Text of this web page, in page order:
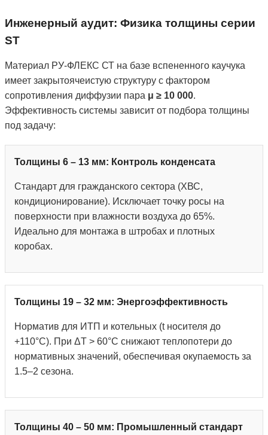
Инженерный аудит: Физика толщины серии
ST
Материал РУ-ФЛЕКС СТ на базе вспененного каучука
имеет закрытоячеистую структуру с фактором
сопротивления диффузии пара μ ≥ 10 000.
Эффективность системы зависит от подбора толщины
под задачу:
Толщины 6 – 13 мм: Контроль конденсата
Стандарт для гражданского сектора (ХВС,
кондиционирование). Исключает точку росы на
поверхности при влажности воздуха до 65%.
Идеально для монтажа в штробах и плотных
коробах.
Толщины 19 – 32 мм: Энергоэффективность
Норматив для ИТП и котельных (t носителя до
+110°С). При ΔT > 60°C снижают теплопотери до
нормативных значений, обеспечивая окупаемость за
1.5–2 сезона.
Толщины 40 – 50 мм: Промышленный стандарт